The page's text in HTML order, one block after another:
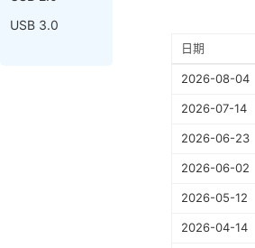
USB 3.0
日期
2026-08-04
2026-07-14
2026-06-23
2026-06-02
2026-05-12
2026-04-14